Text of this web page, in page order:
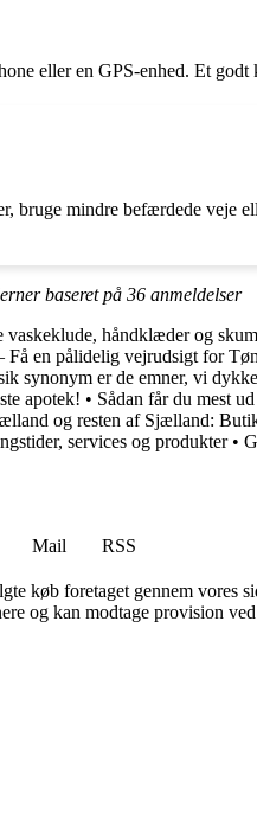
eller en GPS-enhed. Et
mindre befærdede veje
baseret på 36 anmeldelser
vaskeklude, håndklæder og
Få en pålidelig vejrudsigt for
synonym er de emner, vi
apotek! • Sådan får du mest
og resten af Sjælland:
services og produkter•
Mail
RSS
køb foretaget gennem vores
og kan modtage provision